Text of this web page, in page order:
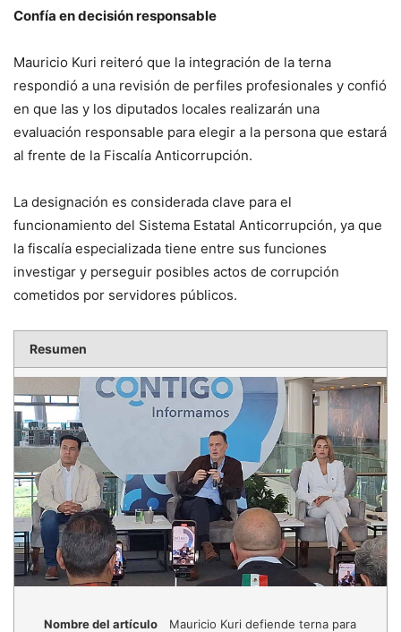
Confía en decisión responsable
Mauricio Kuri reiteró que la integración de la terna
respondió a una revisión de perfiles profesionales y confió
en que las y los diputados locales realizarán una
evaluación responsable para elegir a la persona que estará
al frente de la Fiscalía Anticorrupción.
La designación es considerada clave para el
funcionamiento del Sistema Estatal Anticorrupción, ya que
la fiscalía especializada tiene entre sus funciones
investigar y perseguir posibles actos de corrupción
cometidos por servidores públicos.
Resumen
Nombre del artículo
Mauricio Kuri defiende terna para